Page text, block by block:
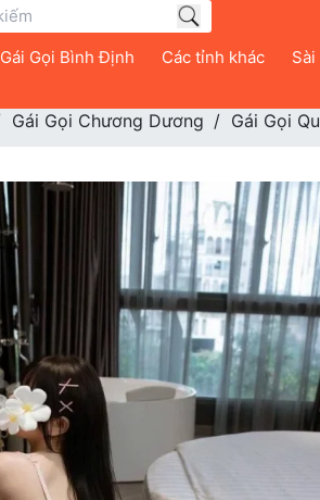
Gái Gọi Bình Định Các tỉnh khác Sài
Gái Gọi Chương Dương Gái Gọi